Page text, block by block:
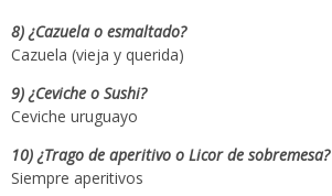
8) ¿Cazuela o esmaltado?
Cazuela (vieja y querida)
9) ¿Ceviche o Sushi?
Ceviche uruguayo
10) ¿Trago de aperitivo o Licor de sobremesa?
Siempre aperitivos